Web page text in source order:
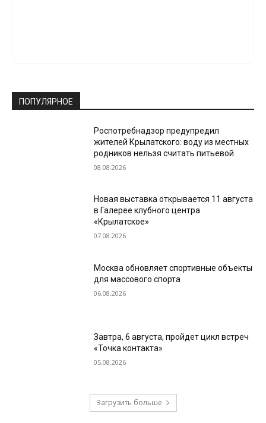
ПОПУЛЯРНОЕ
Роспотребнадзор предупредил
жителей Крылатского: воду из местных
родников нельзя считать питьевой
08.08.2026
Новая выставка открывается 11 августа
в Галерее клубного центра
«Крылатское»
07.08.2026
Москва обновляет спортивные объекты
для массового спорта
06.08.2026
Завтра, 6 августа, пройдет цикл встреч
«Точка контакта»
05.08.2026
Загрузить больше